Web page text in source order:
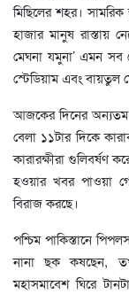
মিছিলের শহর।
হাজার মানুষ রাস্তায়
মেঘনা যমুনা’ এমন সব
স্টেডিয়াম এবং বায়তুল
আজকের দিনের অন্যতম
বেলা ১১টার দিকে
কারারক্ষীরা
হওয়ার খবর পাওয়া
বিরাজ করছে।
পশ্চিম পাকিস্তানে
নানা ছক কষছেন,
মহাসমাবেশ ঘিরে